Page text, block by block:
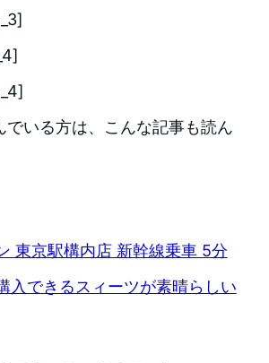
でいる方は、こんな記事も読ん
東京駅構内店 新幹線乗車 5分
入できるスィーツが素晴らしい